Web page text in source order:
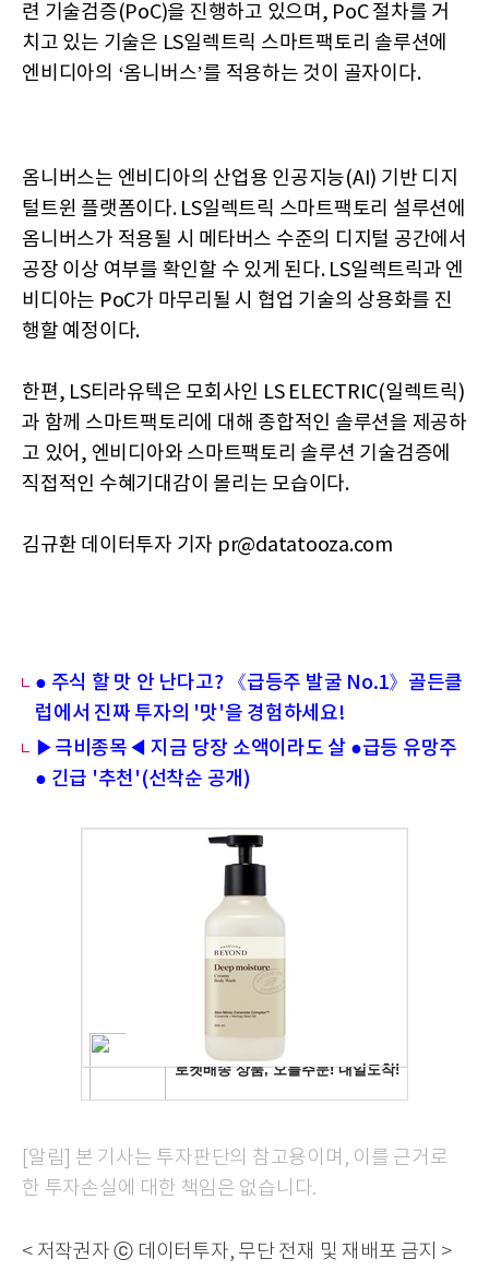
련 기술검증(PoC)을 진행하고 있으며, PoC 절차를 거
치고 있는 기술은 LS일렉트릭 스마트팩토리 솔루션에
엔비디아의 ‘옴니버스’를 적용하는 것이 골자이다.
옴니버스는 엔비디아의 산업용 인공지능(AI) 기반 디지
털트윈 플랫폼이다. LS일렉트릭 스마트팩토리 설루션에
옴니버스가 적용될 시 메타버스 수준의 디지털 공간에서
공장 이상 여부를 확인할 수 있게 된다. LS일렉트릭과 엔
비디아는 PoC가 마무리될 시 협업 기술의 상용화를 진
행할 예정이다.
한편, LS티라유텍은 모회사인 LS ELECTRIC(일렉트릭)
과 함께 스마트팩토리에 대해 종합적인 솔루션을 제공하
고 있어, 엔비디아와 스마트팩토리 솔루션 기술검증에
직접적인 수혜기대감이 몰리는 모습이다.
김규환 데이터투자 기자 pr@datatooza.com
● 주식 할 맛 안 난다고? 《급등주 발굴 No.1》골든클
럽에서 진짜 투자의 '맛'을 경험하세요!
▶극비종목◀ 지금 당장 소액이라도 살 ●급등 유망주
● 긴급 '추천'(선착순 공개)
[알림] 본 기사는 투자판단의 참고용이며, 이를 근거로
한 투자손실에 대한 책임은 없습니다.
< 저작권자 ⓒ 데이터투자, 무단 전재 및 재배포 금지 >